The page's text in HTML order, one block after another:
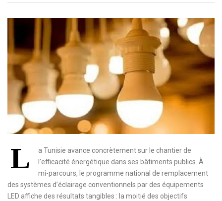
L
a Tunisie avance concrètement sur le chantier de
l’efficacité énergétique dans ses bâtiments publics. À
mi-parcours, le programme national de remplacement
des systèmes d’éclairage conventionnels par des équipements
LED affiche des résultats tangibles : la moitié des objectifs